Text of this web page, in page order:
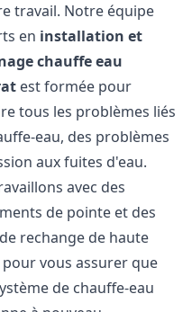
travail. Notre équipe
en installation et
chauffe eau
est formée pour
tous les problèmes liés
eau, des problèmes
aux fuites d'eau.
avec des
de pointe et des
rechange de haute
vous assurer que
de chauffe-eau